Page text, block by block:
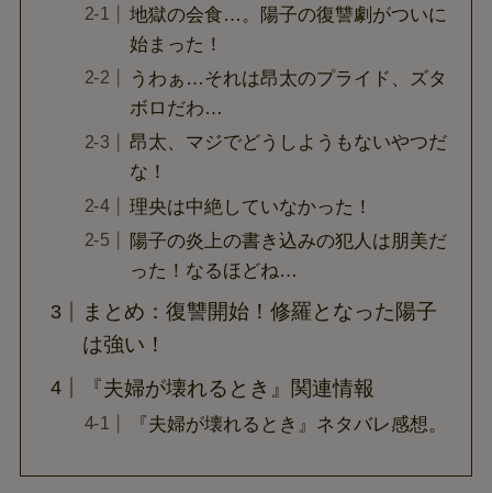
地獄の会食…。陽子の復讐劇がついに
始まった！
うわぁ…それは昂太のプライド、ズタ
ボロだわ…
昂太、マジでどうしようもないやつだ
な！
理央は中絶していなかった！
陽子の炎上の書き込みの犯人は朋美だ
った！なるほどね…
まとめ：復讐開始！修羅となった陽子
は強い！
『夫婦が壊れるとき』関連情報
『夫婦が壊れるとき』ネタバレ感想。